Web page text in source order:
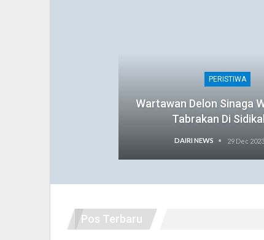
PERISTIWA
Wartawan Delon Sinaga
Tabrakan Di
DAIRI NEWS 29 Dec 2023
Pos Terbaru